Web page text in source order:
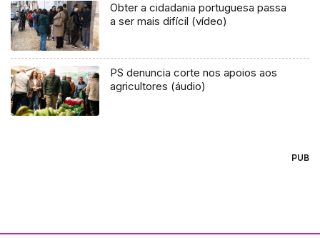
Obter a cidadania portuguesa passa
a ser mais difícil (vídeo)
PS denuncia corte nos apoios aos
agricultores (áudio)
PUB